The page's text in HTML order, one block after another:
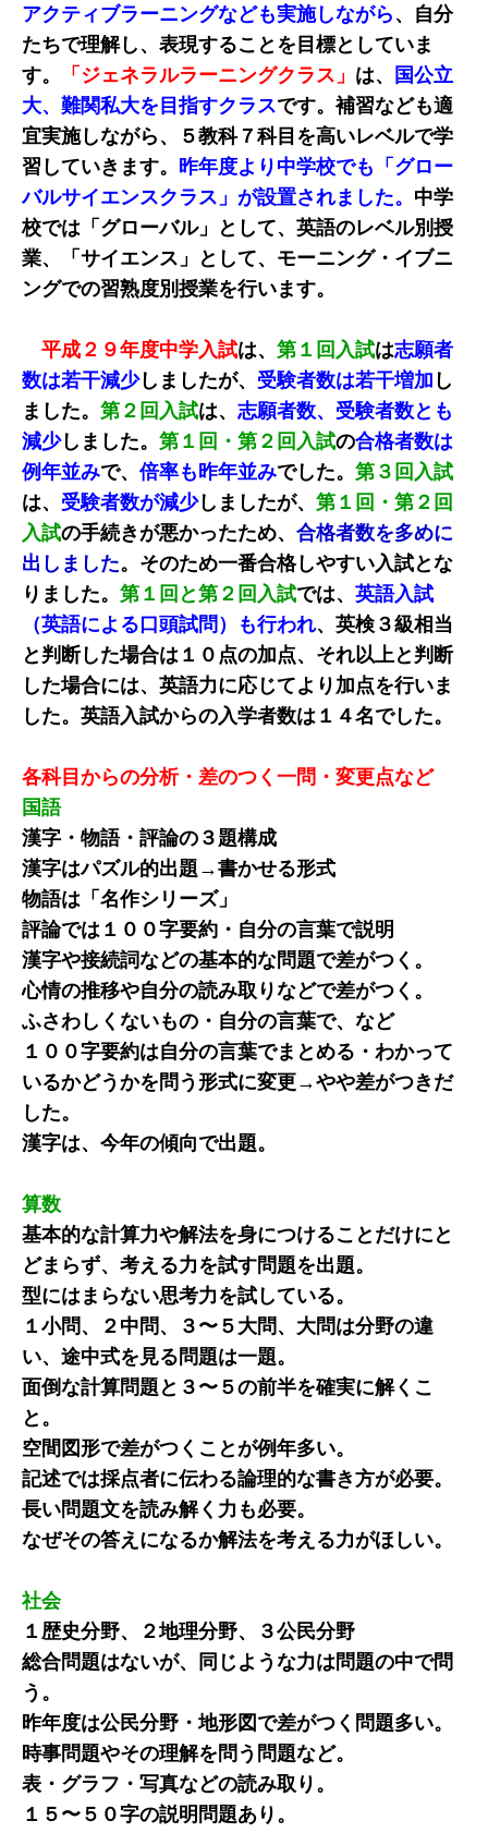
アクティブラーニングなども実施しながら、自分
たちで理解し、表現することを目標としていま
す。
「ジェネラルラーニングクラス」 は、
国公立
大、難関私大を目指すクラスです。補習なども適
宜実施しながら、５教科７科目を高いレベルで学
習していきます。 昨年度より中学校でも「グロー
バルサイエンスクラス」が設置されました。 中学
校では「グローバル」として、英語のレベル別授
業、「サイエンス」として、モーニング・イブニ
ングでの習熟度別授業を行います。
平成２９年度中学入試は、 第１回入試は志願者
数は若干減少しましたが、 受験者数は若干増加 し
ました。 第２回入試は、 志願者数、受験者数とも
減少しました。 第１回・第２回入試の合格者数は
例年並みで、 倍率も昨年並みでした。 第３回入試
は、 受験者数が減少しましたが、 第１回・第２回
入試の手続きが悪かったため、 合格者数を多めに
出しました。そのため一番合格しやすい入試とな
りました。 第１回と第２回入試では、 英語入試
（英語による口頭試問）も行われ、英検３級相当
と判断した場合は１０点の加点、それ以上と判断
した場合には、英語力に応じてより加点を行いま
した。英語入試からの入学者数は１４名でした。
各科目からの分析・差のつく一問・変更点など
国語
漢字・物語・評論の３題構成
漢字はパズル的出題→書かせる形式
物語は「名作シリーズ」
評論では１００字要約・自分の言葉で説明
漢字や接続詞などの基本的な問題で差がつく。
心情の推移や自分の読み取りなどで差がつく。
ふさわしくないもの・自分の言葉で、など
１００字要約は自分の言葉でまとめる・わかって
いるかどうかを問う形式に変更→やや差がつきだ
した。
漢字は、今年の傾向で出題。
算数
基本的な計算力や解法を身につけることだけにと
どまらず、考える力を試す問題を出題。
型にはまらない思考力を試している。
１小問、２中問、３〜５大問、大問は分野の違
い、途中式を見る問題は一題。
面倒な計算問題と３〜５の前半を確実に解くこ
と。
空間図形で差がつくことが例年多い。
記述では採点者に伝わる論理的な書き方が必要。
長い問題文を読み解く力も必要。
なぜその答えになるか解法を考える力がほしい。
社会
１歴史分野、２地理分野、３公民分野
総合問題はないが、同じような力は問題の中で問
う。
昨年度は公民分野・地形図で差がつく問題多い。
時事問題やその理解を問う問題など。
表・グラフ・写真などの読み取り。
１５〜５０字の説明問題あり。